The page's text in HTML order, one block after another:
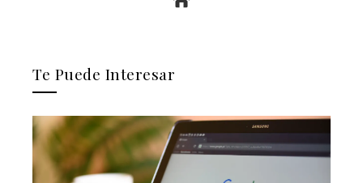
Te Puede Interesar